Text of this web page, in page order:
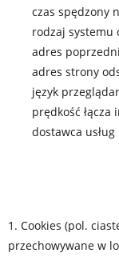
czas spędzony
rodzaj systemu
adres
adres strony
język
prędkość łącza
dostawca
1. Cookies (pol.
przechowywane w